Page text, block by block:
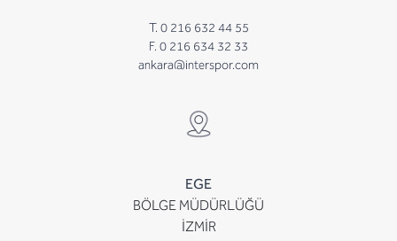
T. 0 216 632 44 55
F. 0 216 634 32 33
ankara@interspor.com
EGE
BÖLGE MÜDÜRLÜĞÜ
İZMİR